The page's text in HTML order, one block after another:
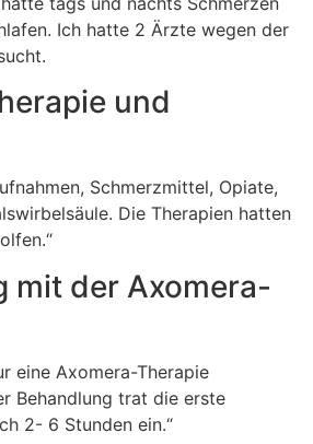
Ich hatte 2 Ärzte wegen der
und
Schmerzmittel, Opiate,
Die Therapien hatten
mit der Axomera-
eine Axomera-Therapie
Behandlung trat die erste
2- 6 Stunden ein.“